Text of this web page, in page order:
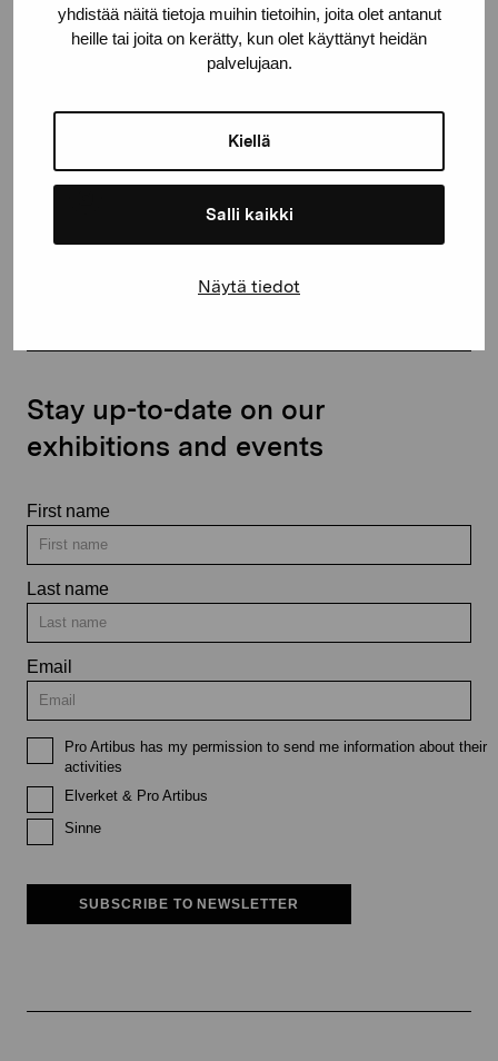
yhdistää näitä tietoja muihin tietoihin, joita olet antanut
heille tai joita on kerätty, kun olet käyttänyt heidän
palvelujaan.
Kiellä
Salli kaikki
Näytä tiedot
Gustav Wasas gata 11
Stay up-to-date on our
exhibitions and events
First name
Last name
Email
Pro Artibus has my permission to send me information about their
activities
Elverket & Pro Artibus
Sinne
SUBSCRIBE TO NEWSLETTER